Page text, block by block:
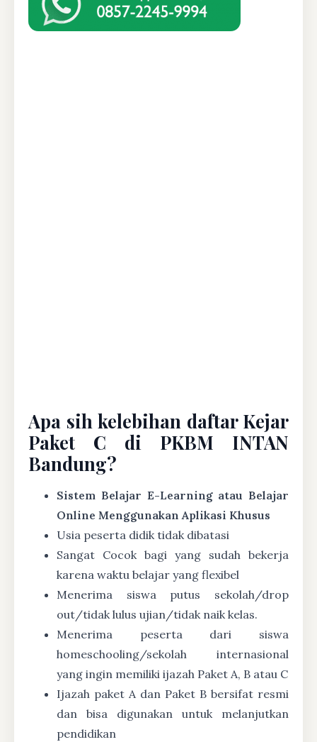
Apa sih kelebihan daftar Kejar
Paket C di PKBM INTAN
Bandung?
Sistem Belajar E-Learning atau Belajar
Online Menggunakan Aplikasi Khusus
Usia peserta didik tidak dibatasi
Sangat Cocok bagi yang sudah bekerja
karena waktu belajar yang flexibel
Menerima siswa putus sekolah/drop
out/tidak lulus ujian/tidak naik kelas.
Menerima peserta dari siswa
homeschooling/sekolah internasional
yang ingin memiliki ijazah Paket A, B atau C
Ijazah paket A dan Paket B bersifat resmi
dan bisa digunakan untuk melanjutkan
pendidikan